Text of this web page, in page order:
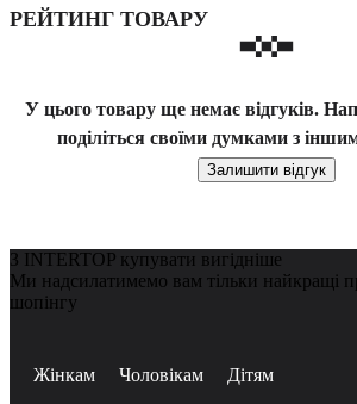
РЕЙТИНГ ТОВАРУ
У цього товару ще немає відгуків.
поділіться своїми думками з
Залишити відгук
З INTERTOP купувати вигідніше
Ми надсилатимемо вам тільки найкращі
шопінгу
Жінкам Чоловікам Дітям